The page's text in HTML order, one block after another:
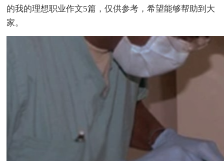
的我的理想职业作文5篇，仅供参考，希望能够帮助到大
家。